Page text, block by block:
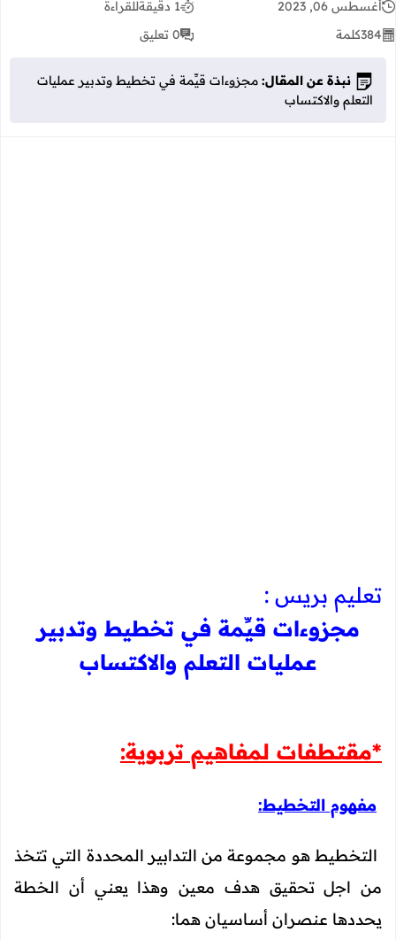
أغسطس 06, 2023
1 دقيقة
للقراءة
384كلمة 0 تعليق
نبذة عن المقال: مجزوءات قيِّمة في تخطيط وتدبير عمليات
التعلم والاكتساب
تعليم بريس :
مجزوءات قيِّمة في تخطيط وتدبير
عمليات التعلم والاكتساب
*مقتطفات لمفاهيم تربوية:
مفهوم التخطيط:
التخطيط هو مجموعة من التدابير المحددة التي تتخذ
من اجل تحقيق هدف معين وهذا يعني أن الخطة
يحددها عنصران أساسيان هما: